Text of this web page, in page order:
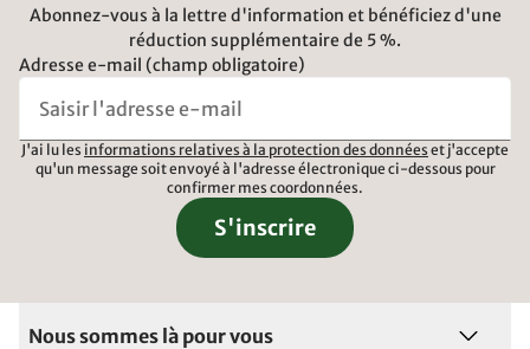
Abonnez-vous à la lettre d'information et bénéficiez d'une
réduction supplémentaire de 5 %.
Adresse e-mail (champ obligatoire)
J'ai lu les informations relatives à la protection des données et j'accepte
qu'un message soit envoyé à l'adresse électronique ci-dessous pour
confirmer mes coordonnées.
S'inscrire
Nous sommes là pour vous